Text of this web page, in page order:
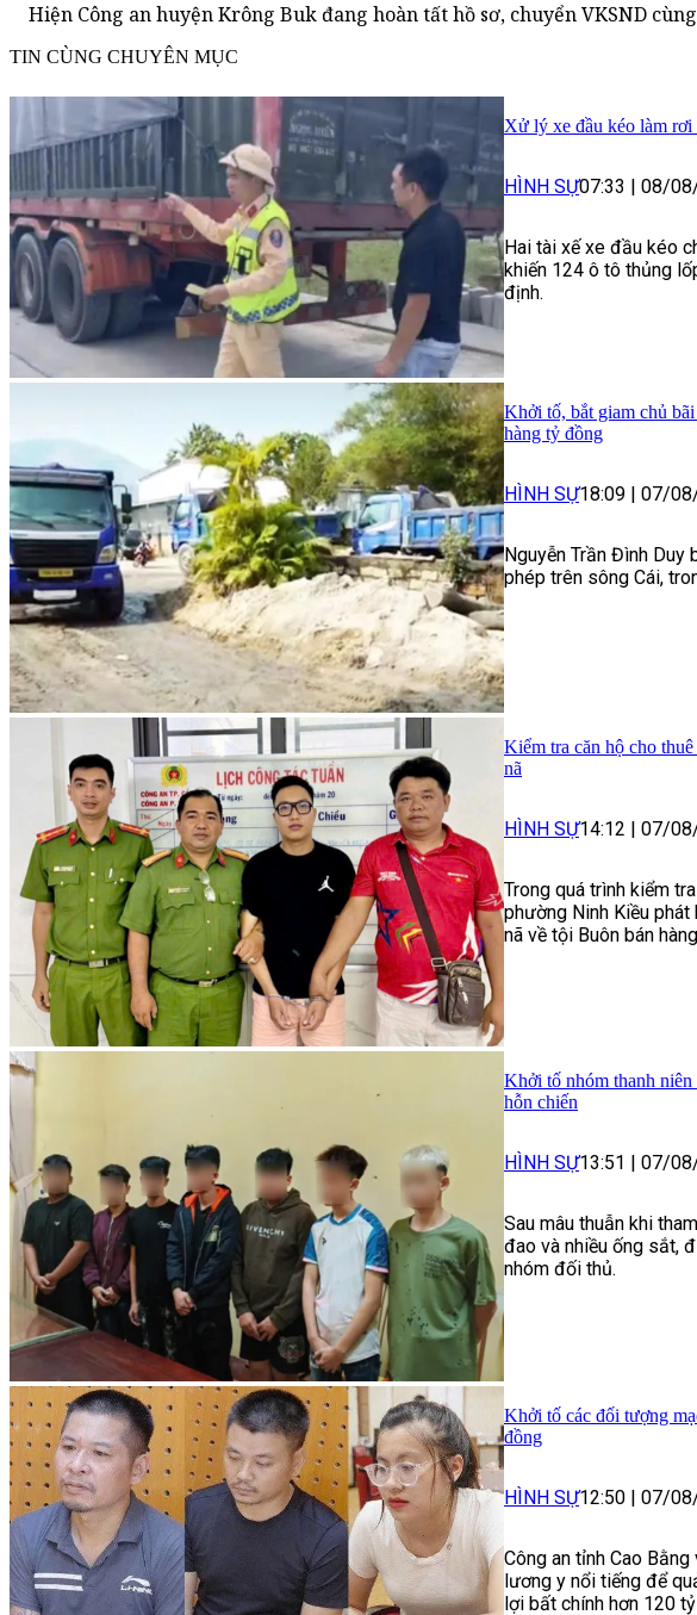
Hiện Công an huyện Krông Buk đang hoàn tất hồ sơ, chuyển VKSND
TIN CÙNG CHUYÊN MỤC
Xử lý xe đầu kéo làm rơi
HÌNH SỰ07:33 08/
Hai tài xế xe đầu kéo
khiến 124 ô tô thủng
định.
Khởi tố, bắt giam chủ
hàng tỷ đồng
HÌNH SỰ18:09 | 07/
Nguyễn Trần Đình Duy
phép trên sông Cái,
Kiểm tra căn hộ cho
nã
HÌNH SỰ14:12 | 07/
Trong quá trình kiểm
phường Ninh Kiều phát
nã về tội Buôn bán
Khởi tố nhóm thanh
hỗn chiến
HÌNH SỰ13:51 07/
Sau mâu thuẫn khi
đao và nhiều ống sắt,
nhóm đối thủ.
Khởi tố các đối tượng
đồng
HÌNH SỰ12:50 | 07/
Công an tỉnh Cao
lương y nổi tiếng để
lợi bất chính hơn 120